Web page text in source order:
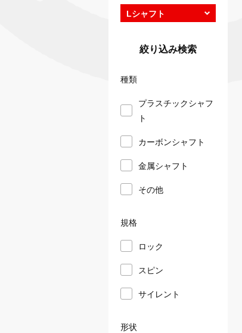
絞り込み検索
種類
プラスチックシャフ
ト
カーボンシャフト
金属シャフト
その他
規格
ロック
スピン
サイレント
形状